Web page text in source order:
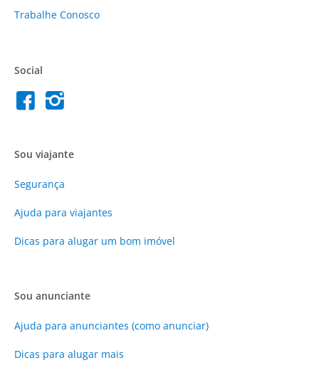
Trabalhe Conosco
Social
Sou viajante
Segurança
Ajuda para viajantes
Dicas para alugar um bom imóvel
Sou anunciante
Ajuda para anunciantes (como anunciar)
Dicas para alugar mais